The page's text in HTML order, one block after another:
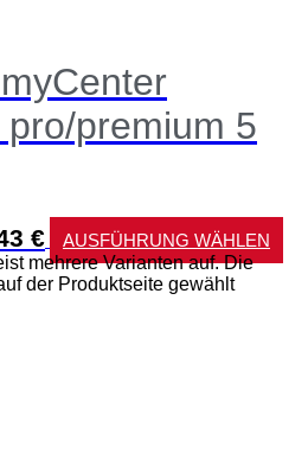
premium 5
€
AUSFÜHRUNG WÄHLEN
mehrere Varianten auf. Die
der Produktseite gewählt